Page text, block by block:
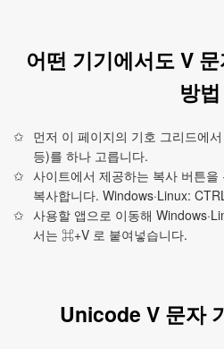
어떤 기기에서도 V
방법
먼저 이 페이지의 기호 그리드에
등)를 하나 고릅니다.
사이트에서 제공하는 복사 버튼
복사합니다. Windows·Linux:
사용할 앱으로 이동해
서는 ⌘+V 로 붙여넣습니다.
Unicode V 문자